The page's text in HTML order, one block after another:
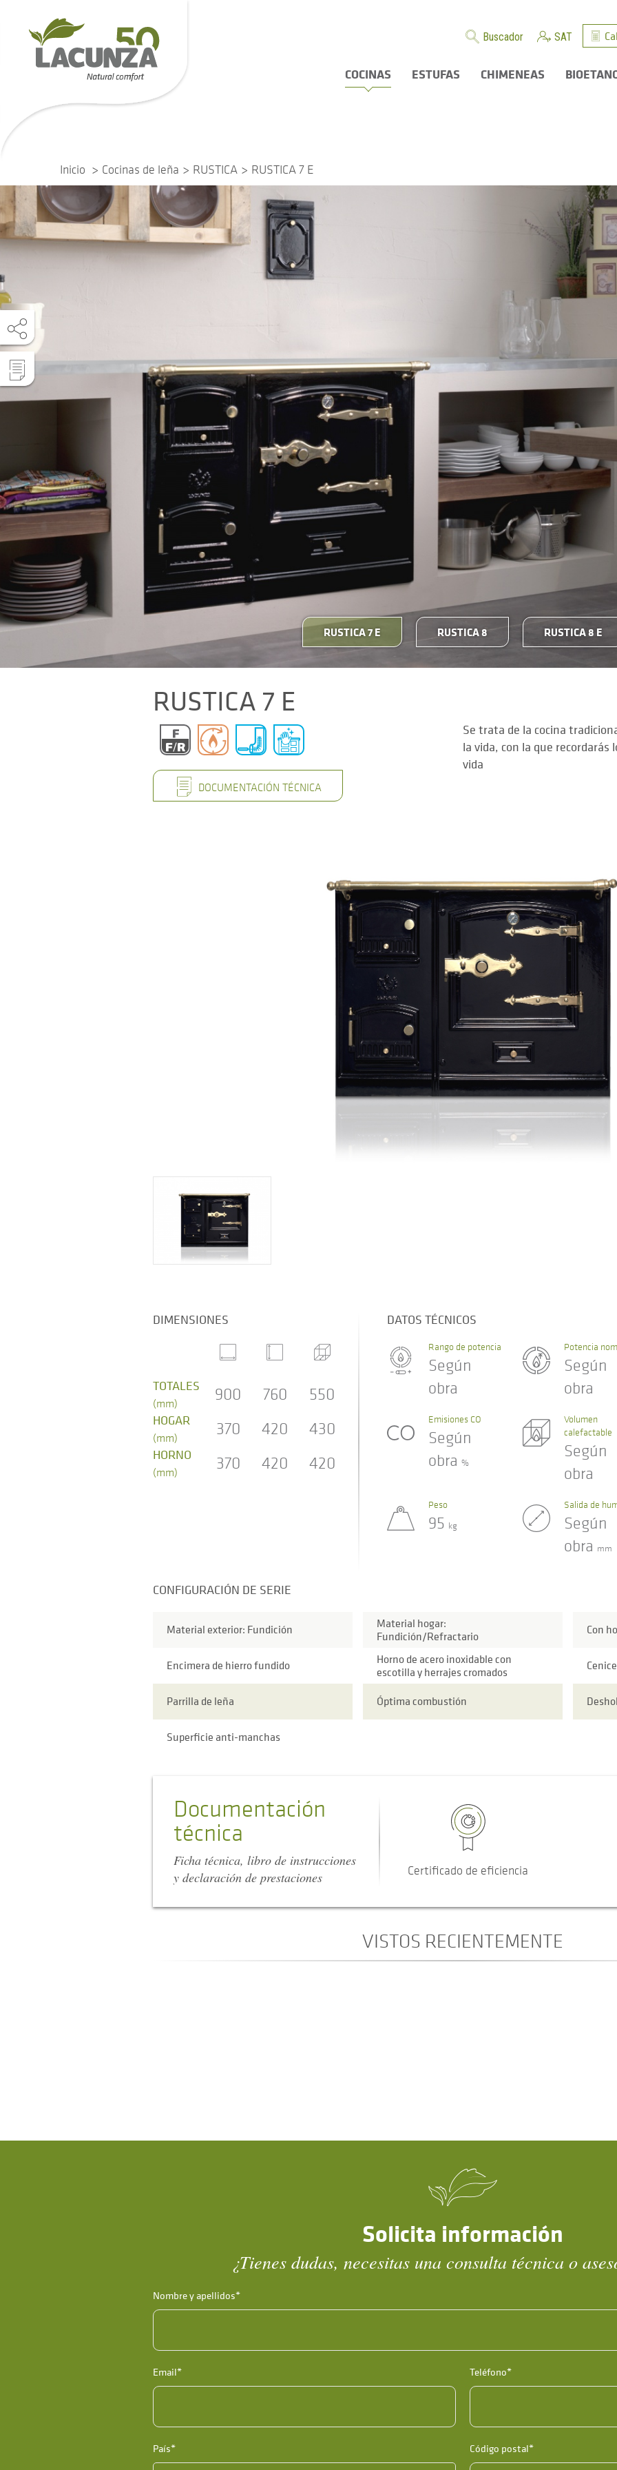
Buscador SAT
COCINAS ESTUFAS CHIMENEAS
Inicio Cocinas de leña RUSTICA RUSTICA 7 E
RUSTICA 7 E RUSTICA 8 RUSTICA 8 E
RUSTICA 7 E
Se trata de la cocina
la vida, con la que
vida
DOCUMENTACIÓN TÉCNICA
DIMENSIONES
TOTALES
(mm) 900 760 550
HOGAR
(mm) 370 420 430
HORNO
(mm) 370 420 420
DATOS TÉCNICOS
Rango de potencia
Según
obra
Potencia
Según
obra
Emisiones CO
Según
obra %
Volumen
calefactable
Según
obra
Peso
95 kg
Salida de
Según
obra mm
CONFIGURACIÓN DE SERIE
Material exterior: Fundición
Material hogar:
Fundición/Refractario
Con
Encimera de hierro fundido
Horno de acero inoxidable con
escotilla y herrajes cromados
Parrilla de leña Óptima combustión
Superficie anti-manchas
Documentación
técnica
Ficha técnica, libro de instrucciones
y declaración de prestaciones
Certificado de eficiencia
VISTOS RECIENTEMENTE
Solicita información
¿Tienes dudas, necesitas una consulta técnica o
Nombre y apellidos*
Email* Teléfono*
País* Código postal*